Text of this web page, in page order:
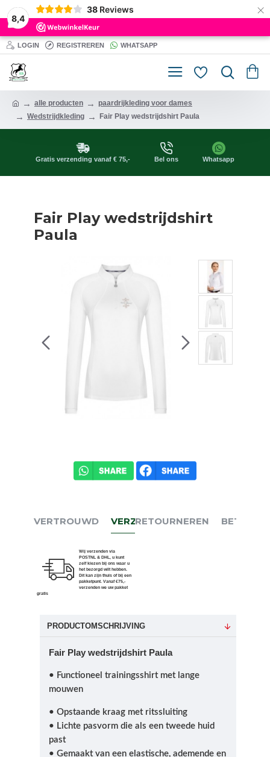
8,4
38 Reviews ×
LOGIN REGISTREREN WHATSAPP
alle producten
paardrijkleding voor dames
Wedstrijdkleding
Fair Play wedstrijdshirt Paula
Gratis verzending vanaf € 75,- Bel ons Whatsapp
Fair Play wedstrijdshirt
Paula
VERTROUWD VERZENDEN
Wij verzenden via
POSTNL & DHL, u kunt
zelf kiezen bij ons waar u
het bezorgd wilt hebben.
Dit kan zijn thuis of bij een
pakketpunt. Vanaf €75,-
verzenden we uw pakket
gratis
RETOURNEREN BETALEN
PRODUCTOMSCHRIJVING
Fair Play wedstrijdshirt Paula
• Functioneel trainingsshirt met lange
mouwen
• Opstaande kraag met ritssluiting
• Lichte pasvorm die als een tweede huid
past
• Gemaakt van een elastische, ademende en